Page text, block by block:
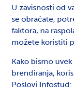
U zavisnosti od
se obraćate,
faktora, na
možete koristiti
Kako bismo
brendiranja,
Poslovi Infostud: